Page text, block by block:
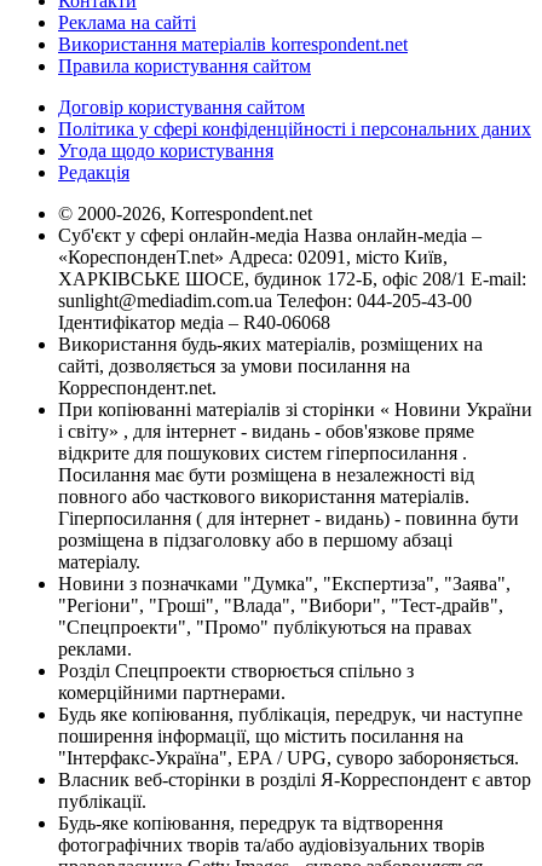
Реклама на сайті
Використання матеріалів korrespondent.net
Правила користування сайтом
Договір користування сайтом
Політика у сфері конфіденційності і персональних даних
Угода щодо користування
Редакція
© 2000-2026, Korrespondent.net
Суб'єкт у сфері онлайн-медіа Назва онлайн-медіа –
«КореспонденТ.net» Адреса: 02091, місто Київ,
ХАРКІВСЬКЕ ШОСЕ, будинок 172-Б, офіс 208/1 E-mail:
sunlight@mediadim.com.ua Телефон: 044-205-43-00
Ідентифікатор медіа – R40-06068
Використання будь-яких матеріалів, розміщених на
сайті, дозволяється за умови посилання на
Корреспондент.net.
При копіюванні матеріалів зі сторінки « Новини України
і світу» , для інтернет - видань - обов'язкове пряме
відкрите для пошукових систем гіперпосилання .
Посилання має бути розміщена в незалежності від
повного або часткового використання матеріалів.
Гіперпосилання ( для інтернет - видань) - повинна бути
розміщена в підзаголовку або в першому абзаці
матеріалу.
Новини з позначками "Думка", "Експертиза", "Заява",
"Регіони", "Гроші", "Влада", "Вибори", "Тест-драйв",
"Спецпроекти", "Промо" публікуються на правах
реклами.
Розділ Спецпроекти створюється спільно з
комерційними партнерами.
Будь яке копіювання, публікація, передрук, чи наступне
поширення інформації, що містить посилання на
"Інтерфакс-Україна", EPA / UPG, суворо забороняється.
Власник веб-сторінки в розділі Я-Корреспондент є автор
публікації.
Будь-яке копіювання, передрук та відтворення
фотографічних творів та/або аудіовізуальних творів